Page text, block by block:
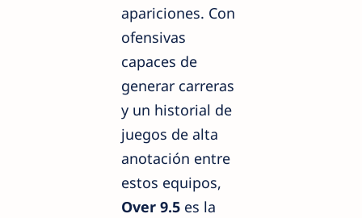
apariciones. Con
ofensivas
capaces de
generar carreras
y un historial de
juegos de alta
anotación entre
estos equipos,
Over 9.5 es la